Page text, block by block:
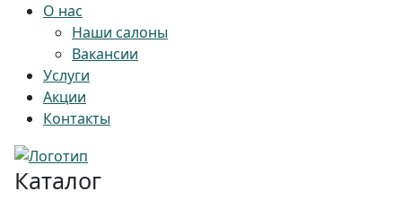
О нас
Наши салоны
Вакансии
Услуги
Акции
Контакты
Каталог